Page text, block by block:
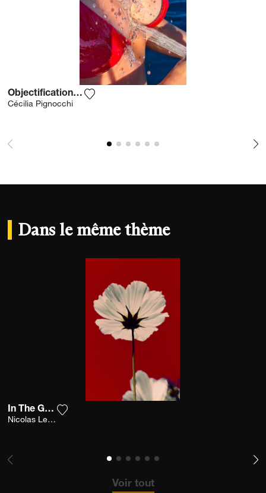
Objectification Of A Body
Cécilia Pignocchi
Dans le même thème
In The Garden
Nicolas Leconte
Voir tout